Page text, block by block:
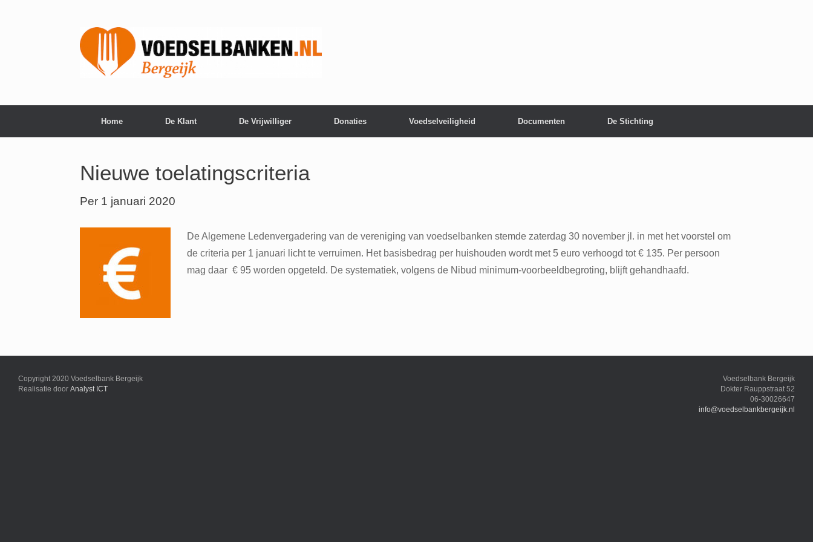
Home De Klant De Vrijwilliger Donaties Voedselveiligheid Documenten De Stichting
Nieuwe toelatingscriteria
Per 1 januari 2020
De Algemene Ledenvergadering van de vereniging van voedselbanken stemde zaterdag 30 november jl. in met het voorstel om
de criteria per 1 januari licht te verruimen. Het basisbedrag per huishouden wordt met 5 euro verhoogd tot € 135. Per persoon
mag daar € 95 worden opgeteld. De systematiek, volgens de Nibud minimum-voorbeeldbegroting, blijft gehandhaafd.
Copyright 2020 Voedselbank Bergeijk
Realisatie door Analyst ICT
Voedselbank Bergeijk
Dokter Rauppstraat 52
06-30026647
info@voedselbankbergeijk.nl